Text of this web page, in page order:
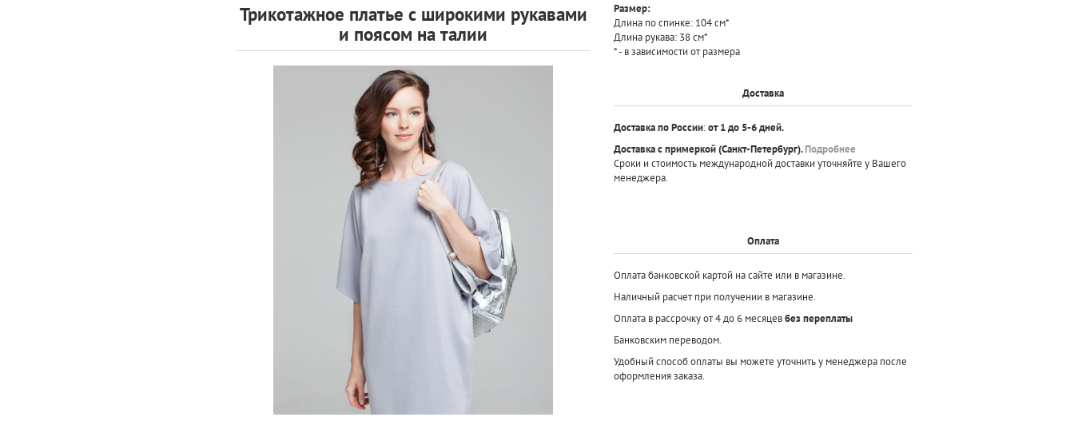
Трикотажное платье с широкими рукавами
и поясом на талии
Размер:
Длина по спинке: 104 см*
Длина рукава: 38 см*
* - в зависимости от размера
Доставка
Доставка по России:от 1 до 5-6 дней.
Доставка с примеркой(Санкт-Петербург).Подробнее
Сроки и стоимость международной доставки уточняйте у Вашего
менеджера.
Оплата
Оплата банковской картой на сайте или в магазине.
Наличный расчет при получении в магазине.
Оплата в рассрочку от 4 до 6 месяцевбез переплаты
Банковским переводом.
Удобный способ оплаты вы можете уточнить у менеджера после
оформления заказа.